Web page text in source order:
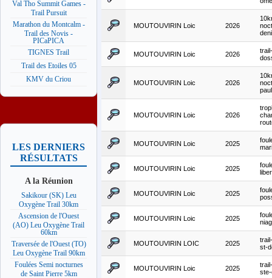
Val Tho Summit Games -
Trail Pursuit
Marathon du Montcalm -
Trail des Novis -
PICaPICA
TIGNES Trail
Trail des Etoiles 05
KMV du Criou
LES DERNIERS
RÉSULTATS
A la Réunion
Sakikour (SK) Leu
Oxygène Trail 30km
Ascension de l'Ouest
(AO) Leu Oxygène Trail
60km
Traversée de l'Ouest (TO)
Leu Oxygène Trail 90km
Foulées Semi nocturnes
de Saint Pierre 5km
MOUTOUVIRIN Loic 2026
MOUTOUVIRIN Loic 2026
MOUTOUVIRIN Loic 2026
paul
MOUTOUVIRIN Loic 2026
MOUTOUVIRIN Loic 2025
MOUTOUVIRIN Loic 2025
MOUTOUVIRIN Loic 2025
MOUTOUVIRIN Loic 2025
MOUTOUVIRIN LOIC 2025
st-
MOUTOUVIRIN Loic 2025
ste-